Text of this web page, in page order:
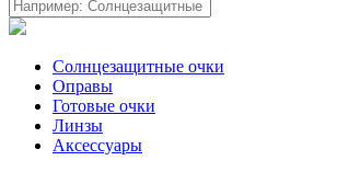
Солнцезащитные очки
Оправы
Готовые очки
Линзы
Аксессуары